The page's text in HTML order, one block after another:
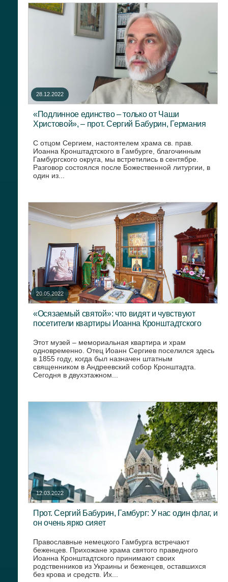
28.12.2022
«Подлинное единство – только от Чаши
Христовой», – прот. Сергий Бабурин, Германия
С отцом Сергием, настоятелем храма св. прав.
Иоанна Кронштадтского в Гамбурге, благочинным
Гамбургского округа, мы встретились в сентябре.
Разговор состоялся после Божественной литургии, в
один из...
20.05.2022
«Осязаемый святой»: что видят и чувствуют
посетители квартиры Иоанна Кронштадтского
Этот музей – мемориальная квартира и храм
одновременно. Отец Иоанн Сергиев поселился здесь
в 1855 году, когда был назначен штатным
священником в Андреевский собор Кронштадта.
Сегодня в двухэтажном...
12.03.2022
Прот. Сергий Бабурин, Гамбург: У нас один флаг, и
он очень ярко сияет
Православные немецкого Гамбурга встречают
беженцев. Прихожане храма святого праведного
Иоанна Кронштадтского принимают своих
родственников из Украины и беженцев, оставшихся
без крова и средств. Их...